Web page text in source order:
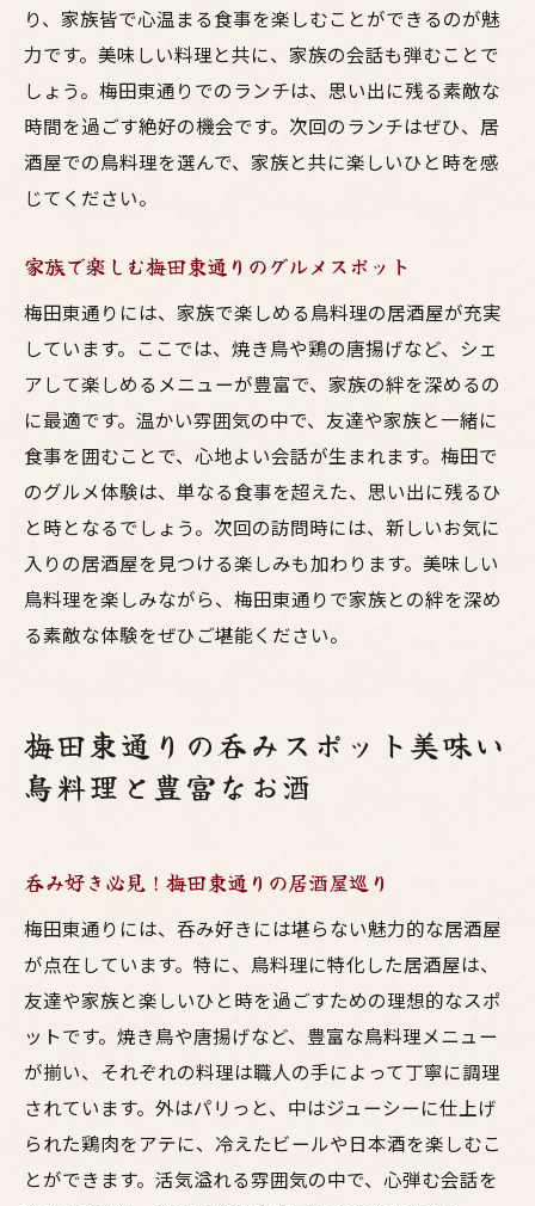
り、家族皆で心温まる食事を楽しむことができるのが魅
力です。美味しい料理と共に、家族の会話も弾むことで
しょう。梅田東通りでのランチは、思い出に残る素敵な
時間を過ごす絶好の機会です。次回のランチはぜひ、居
酒屋での鳥料理を選んで、家族と共に楽しいひと時を感
じてください。
家族で楽しむ梅田東通りのグルメスポット
梅田東通りには、家族で楽しめる鳥料理の居酒屋が充実
しています。ここでは、焼き鳥や鶏の唐揚げなど、シェ
アして楽しめるメニューが豊富で、家族の絆を深めるの
に最適です。温かい雰囲気の中で、友達や家族と一緒に
食事を囲むことで、心地よい会話が生まれます。梅田で
のグルメ体験は、単なる食事を超えた、思い出に残るひ
と時となるでしょう。次回の訪問時には、新しいお気に
入りの居酒屋を見つける楽しみも加わります。美味しい
鳥料理を楽しみながら、梅田東通りで家族との絆を深め
る素敵な体験をぜひご堪能ください。
梅田東通りの呑みスポット美味い
鳥料理と豊富なお酒
呑み好き必見！梅田東通りの居酒屋巡り
梅田東通りには、呑み好きには堪らない魅力的な居酒屋
が点在しています。特に、鳥料理に特化した居酒屋は、
友達や家族と楽しいひと時を過ごすための理想的なスポ
ットです。焼き鳥や唐揚げなど、豊富な鳥料理メニュー
が揃い、それぞれの料理は職人の手によって丁寧に調理
されています。外はパリっと、中はジューシーに仕上げ
られた鶏肉をアテに、冷えたビールや日本酒を楽しむこ
とができます。活気溢れる雰囲気の中で、心弾む会話を